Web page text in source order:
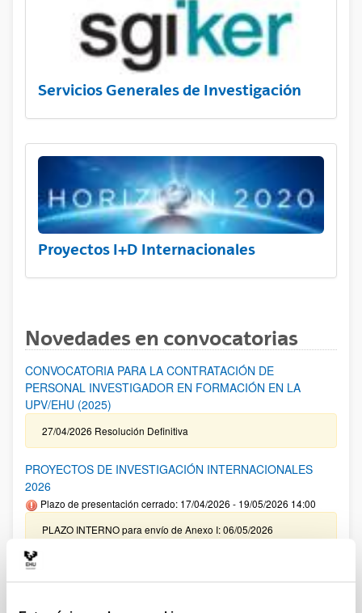
Servicios Generales de Investigación
Proyectos I+D Internacionales
Novedades en convocatorias
CONVOCATORIA PARA LA CONTRATACIÓN DE
PERSONAL INVESTIGADOR EN FORMACIÓN EN LA
UPV/EHU (2025)
27/04/2026 Resolución Definitiva
PROYECTOS DE INVESTIGACIÓN INTERNACIONALES
2026
Plazo de presentación cerrado: 17/04/2026 - 19/05/2026 14:00
PLAZO INTERNO para envío de Anexo I: 06/05/2026
(inclusive) / PLAZO INTERNO para solicitar Autorización
14/05/2026